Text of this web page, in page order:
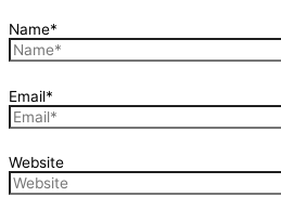
Name*
Email*
Website